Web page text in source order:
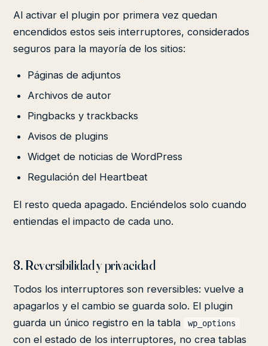
Al activar el plugin por primera vez quedan
encendidos estos seis interruptores, considerados
seguros para la mayoría de los sitios:
Páginas de adjuntos
Archivos de autor
Pingbacks y trackbacks
Avisos de plugins
Widget de noticias de WordPress
Regulación del Heartbeat
El resto queda apagado. Enciéndelos solo cuando
entiendas el impacto de cada uno.
8. Reversibilidad y privacidad
Todos los interruptores son reversibles: vuelve a
apagarlos y el cambio se guarda solo. El plugin
guarda un único registro en la tabla
wp_options
con el estado de los interruptores, no crea tablas